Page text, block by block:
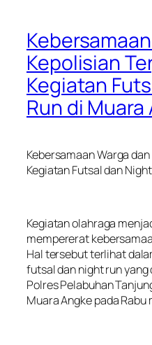
Kepolisian
Kegiatan
Run di Muara
Kebersamaan Warga
Kegiatan Futsal dan
Kegiatan olahraga
mempererat
Hal tersebut terlihat
futsal dan night run
Polres Pelabuhan
Muara Angke pada